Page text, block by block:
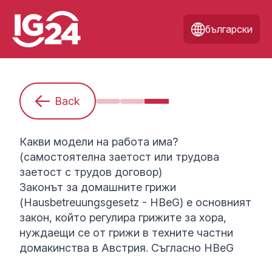
български
Back Аз съм начинаещ(а). Какво
Обща информация за
Какви модели на
Какви модели на работа има?
(самостоятелна заетост или трудова
заетост с трудов договор)
Законът за домашните грижи
(Hausbetreuungsgesetz - HBeG) е основният
закон, който регулира грижите за хора,
нуждаещи се от грижи в техните частни
домакинства в Австрия. Съгласно HBeG